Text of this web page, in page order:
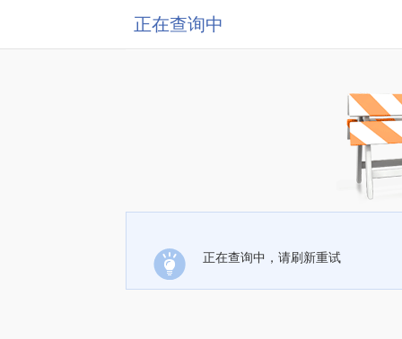
正在查询中
正在查询中，请刷新重试